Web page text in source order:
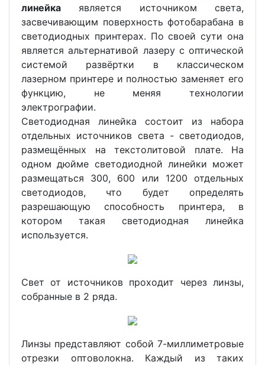
линейка является источником света,
засвечивающим поверхность фотобарабана в
светодиодных принтерах. По своей сути она
является альтернативой лазеру с оптической
системой развёртки в классическом
лазерном принтере и полностью заменяет его
функцию, не меняя технологии
электрографии.
Светодиодная линейка состоит из набора
отдельных источников света - светодиодов,
размещённых на текстолитовой плате. На
одном дюйме светодиодной линейки может
размещаться 300, 600 или 1200 отдельных
светодиодов, что будет определять
разрешающую способность принтера, в
котором такая светодиодная линейка
используется.
Свет от источников проходит через линзы,
собранные в 2 ряда.
Линзы представляют собой 7-миллиметровые
отрезки оптоволокна. Каждый из таких